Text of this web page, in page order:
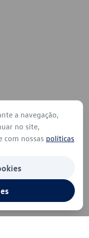
a navegação,
no site,
com nossas políticas